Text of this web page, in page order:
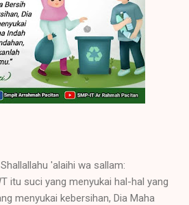
'alaihi wa sallam:
itu suci yang menyukai hal-hal yang
menyukai kebersihan, Dia Maha